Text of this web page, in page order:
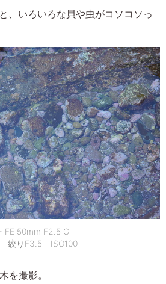
、いろいろな貝や虫がコソコソっ
50mm F2.5 G
絞りF3.5 ISO100
を撮影。